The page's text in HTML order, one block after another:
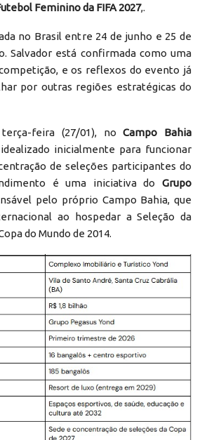
Feminino da FIFA 2027,.
no Brasil entre 24 de junho e 25 de
Salvador está confirmada como uma
e os reflexos do evento já
por outras regiões estratégicas do
terça-feira (27/01), noCampo Bahia
inicialmente para funcionar
de seleções participantes do
é uma iniciativa do Grupo
pelo próprio Campo Bahia, que
ao hospedar a Seleção da
do Mundo de 2014.